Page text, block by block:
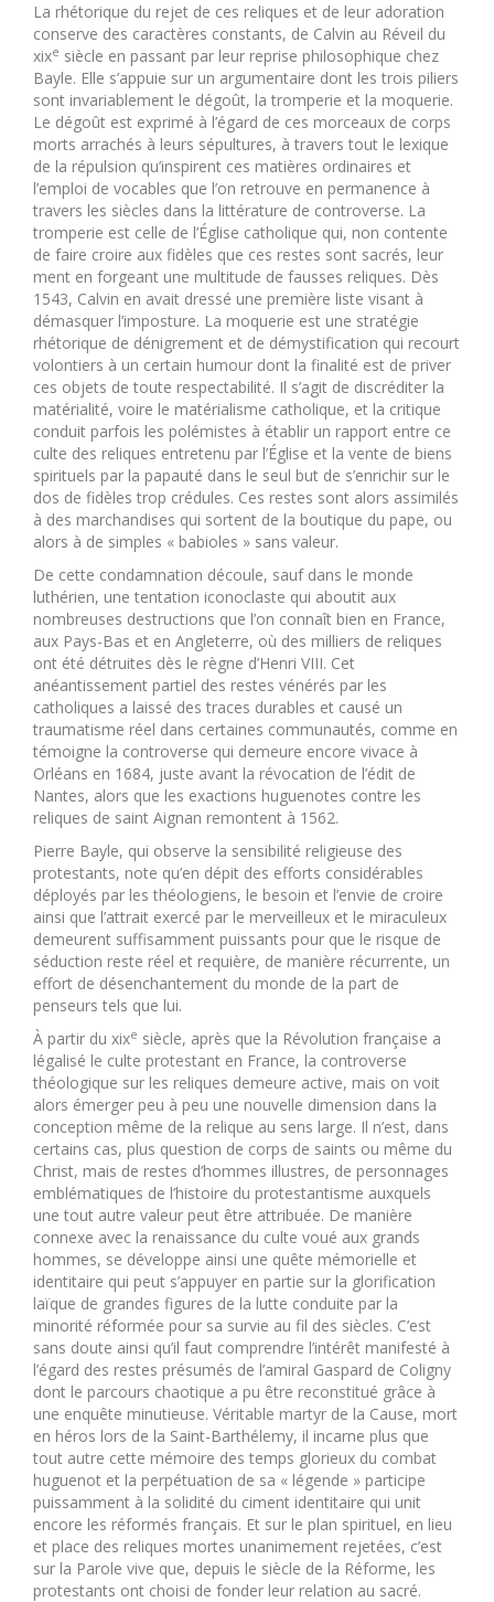
La rhétorique du rejet de ces reliques et de leur adoration
conserve des caractères constants, de Calvin au Réveil du
xixe siècle en passant par leur reprise philosophique chez
Bayle. Elle s’appuie sur un argumentaire dont les trois piliers
sont invariablement le dégoût, la tromperie et la moquerie.
Le dégoût est exprimé à l’égard de ces morceaux de corps
morts arrachés à leurs sépultures, à travers tout le lexique
de la répulsion qu’inspirent ces matières ordinaires et
l’emploi de vocables que l’on retrouve en permanence à
travers les siècles dans la littérature de controverse. La
tromperie est celle de l’Église catholique qui, non contente
de faire croire aux fidèles que ces restes sont sacrés, leur
ment en forgeant une multitude de fausses reliques. Dès
1543, Calvin en avait dressé une première liste visant à
démasquer l’imposture. La moquerie est une stratégie
rhétorique de dénigrement et de démystification qui recourt
volontiers à un certain humour dont la finalité est de priver
ces objets de toute respectabilité. Il s’agit de discréditer la
matérialité, voire le matérialisme catholique, et la critique
conduit parfois les polémistes à établir un rapport entre ce
culte des reliques entretenu par l’Église et la vente de biens
spirituels par la papauté dans le seul but de s’enrichir sur le
dos de fidèles trop crédules. Ces restes sont alors assimilés
à des marchandises qui sortent de la boutique du pape, ou
alors à de simples « babioles » sans valeur.
De cette condamnation découle, sauf dans le monde
luthérien, une tentation iconoclaste qui aboutit aux
nombreuses destructions que l’on connaît bien en France,
aux Pays-Bas et en Angleterre, où des milliers de reliques
ont été détruites dès le règne d’Henri VIII. Cet
anéantissement partiel des restes vénérés par les
catholiques a laissé des traces durables et causé un
traumatisme réel dans certaines communautés, comme en
témoigne la controverse qui demeure encore vivace à
Orléans en 1684, juste avant la révocation de l’édit de
Nantes, alors que les exactions huguenotes contre les
reliques de saint Aignan remontent à 1562.
Pierre Bayle, qui observe la sensibilité religieuse des
protestants, note qu’en dépit des efforts considérables
déployés par les théologiens, le besoin et l’envie de croire
ainsi que l’attrait exercé par le merveilleux et le miraculeux
demeurent suffisamment puissants pour que le risque de
séduction reste réel et requière, de manière récurrente, un
effort de désenchantement du monde de la part de
penseurs tels que lui.
À partir du xixe siècle, après que la Révolution française a
légalisé le culte protestant en France, la controverse
théologique sur les reliques demeure active, mais on voit
alors émerger peu à peu une nouvelle dimension dans la
conception même de la relique au sens large. Il n’est, dans
certains cas, plus question de corps de saints ou même du
Christ, mais de restes d’hommes illustres, de personnages
emblématiques de l’histoire du protestantisme auxquels
une tout autre valeur peut être attribuée. De manière
connexe avec la renaissance du culte voué aux grands
hommes, se développe ainsi une quête mémorielle et
identitaire qui peut s’appuyer en partie sur la glorification
laïque de grandes figures de la lutte conduite par la
minorité réformée pour sa survie au fil des siècles. C’est
sans doute ainsi qu’il faut comprendre l’intérêt manifesté à
l’égard des restes présumés de l’amiral Gaspard de Coligny
dont le parcours chaotique a pu être reconstitué grâce à
une enquête minutieuse. Véritable martyr de la Cause, mort
en héros lors de la Saint-Barthélemy, il incarne plus que
tout autre cette mémoire des temps glorieux du combat
huguenot et la perpétuation de sa « légende » participe
puissamment à la solidité du ciment identitaire qui unit
encore les réformés français. Et sur le plan spirituel, en lieu
et place des reliques mortes unanimement rejetées, c’est
sur la Parole vive que, depuis le siècle de la Réforme, les
protestants ont choisi de fonder leur relation au sacré.